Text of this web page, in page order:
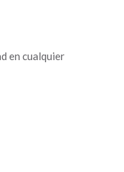
en cualquier